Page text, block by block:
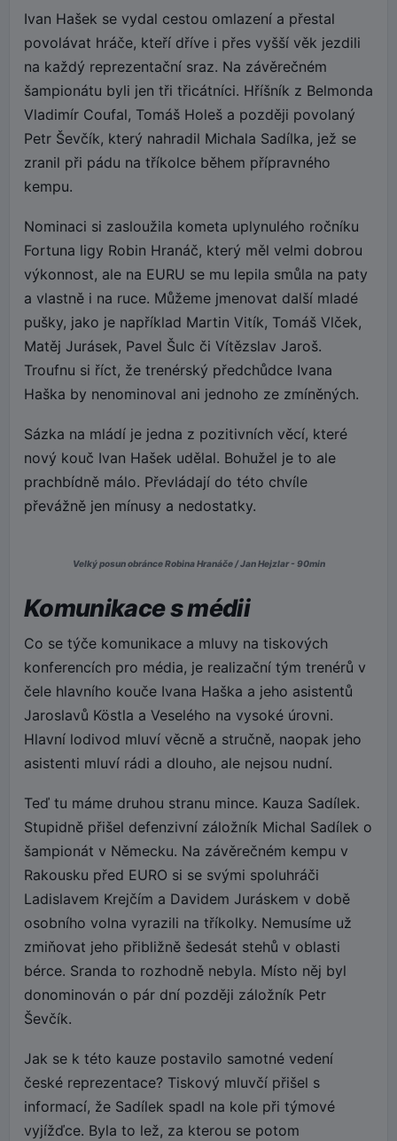
Ivan Hašek se vydal cestou omlazení a přestal
povolávat hráče, kteří dříve i přes vyšší věk jezdili
na každý reprezentační sraz. Na závěrečném
šampionátu byli jen tři třicátníci. Hříšník z Belmonda
Vladimír Coufal, Tomáš Holeš a později povolaný
Petr Ševčík, který nahradil Michala Sadílka, jež se
zranil při pádu na tříkolce během přípravného
kempu.
Nominaci si zasloužila kometa uplynulého ročníku
Fortuna ligy Robin Hranáč, který měl velmi dobrou
výkonnost, ale na EURU se mu lepila smůla na paty
a vlastně i na ruce. Můžeme jmenovat další mladé
pušky, jako je například Martin Vitík, Tomáš Vlček,
Matěj Jurásek, Pavel Šulc či Vítězslav Jaroš.
Troufnu si říct, že trenérský předchůdce Ivana
Haška by nenominoval ani jednoho ze zmíněných.
Sázka na mládí je jedna z pozitivních věcí, které
nový kouč Ivan Hašek udělal. Bohužel je to ale
prachbídně málo. Převládají do této chvíle
převážně jen mínusy a nedostatky.
Velký posun obránce Robina Hranáče / Jan Hejzlar - 90min
Komunikace s médii
Co se týče komunikace a mluvy na tiskových
konferencích pro média, je realizační tým trenérů v
čele hlavního kouče Ivana Haška a jeho asistentů
Jaroslavů Köstla a Veselého na vysoké úrovni.
Hlavní lodivod mluví věcně a stručně, naopak jeho
asistenti mluví rádi a dlouho, ale nejsou nudní.
Teď tu máme druhou stranu mince. Kauza Sadílek.
Stupidně přišel defenzivní záložník Michal Sadílek o
šampionát v Německu. Na závěrečném kempu v
Rakousku před EURO si se svými spoluhráči
Ladislavem Krejčím a Davidem Juráskem v době
osobního volna vyrazili na tříkolky. Nemusíme už
zmiňovat jeho přibližně šedesát stehů v oblasti
bérce. Sranda to rozhodně nebyla. Místo něj byl
donominován o pár dní později záložník Petr
Ševčík.
Jak se k této kauze postavilo samotné vedení
české reprezentace? Tiskový mluvčí přišel s
informací, že Sadílek spadl na kole při týmové
vyjížďce. Byla to lež, za kterou se potom